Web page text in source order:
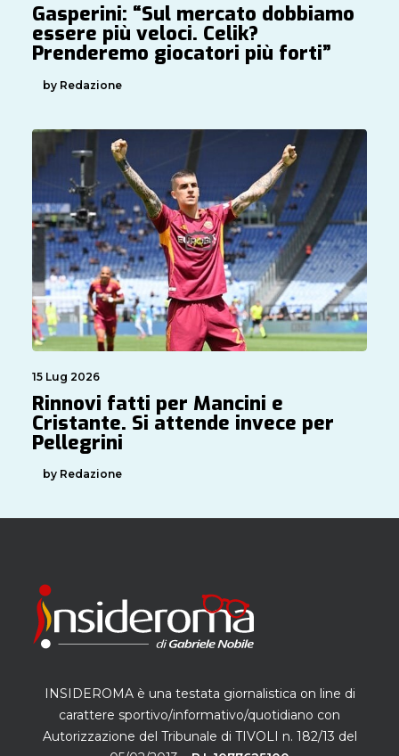
Gasperini: “Sul mercato dobbiamo
essere più veloci. Celik?
Prenderemo giocatori più forti”
by Redazione
15 Lug 2026
Rinnovi fatti per Mancini e
Cristante. Si attende invece per
Pellegrini
by Redazione
INSIDEROMA è una testata giornalistica on line di
carattere sportivo/informativo/quotidiano con
Autorizzazione del Tribunale di TIVOLI n. 182/13 del